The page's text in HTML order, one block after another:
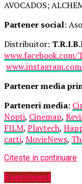
AVOCADOS;
Partener social:
Distribuitor:
www.facebook.com/
Partener media
Parteneri media:
Nopți, Cinemap,
FILM, Playtech,
carti, MovieNews,
Citeste in continuare
Eveniment